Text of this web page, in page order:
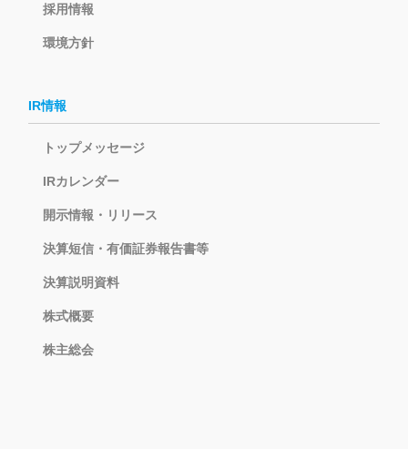
採用情報
環境方針
IR情報
トップメッセージ
IRカレンダー
開示情報・リリース
決算短信・有価証券報告書等
決算説明資料
株式概要
株主総会